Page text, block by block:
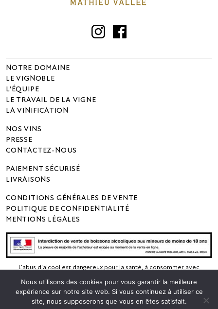
Instagram
NOTRE DOMAINE
LE VIGNOBLE
L’ÉQUIPE
LE TRAVAIL DE LA VIGNE
LA VINIFICATION
NOS VINS
PRESSE
CONTACTEZ-NOUS
PAIEMENT SÉCURISÉ
LIVRAISONS
CONDITIONS GÉNÉRALES DE VENTE
POLITIQUE DE CONFIDENTIALITÉ
MENTIONS LÉGALES
L'abus d'alcool est dangereux pour la santé, à consommer avec
CHÂTEAU YVONNE - 16 RUE ANTOINE CRISTAL - 49730
Nous utilisons des cookies pour vous garantir la meilleure
expérience sur notre site web. Si vous continuez à utiliser ce
site, nous supposerons que vous en êtes satisfait.